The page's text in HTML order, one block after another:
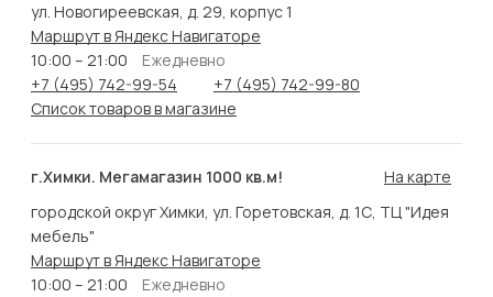
ул. Новогиреевская, д. 29, корпус 1
Маршрут в Яндекс Навигаторе
10:00 – 21:00
Ежедневно
+7 (495) 742-99-54
+7 (495) 742-99-80
Список товаров в магазине
г.Химки. Мегамагазин 1000 кв.м!
На карте
городской округ Химки, ул. Горетовская, д. 1С, ТЦ "Идея
мебель"
Маршрут в Яндекс Навигаторе
10:00 – 21:00
Ежедневно